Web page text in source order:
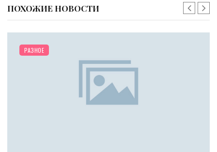
ПОХОЖИЕ НОВОСТИ
РАЗНОЕ